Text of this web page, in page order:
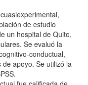
de estudio
un hospital de Quito,
Se evaluó la
conductual,
apoyo. Se utilizó la